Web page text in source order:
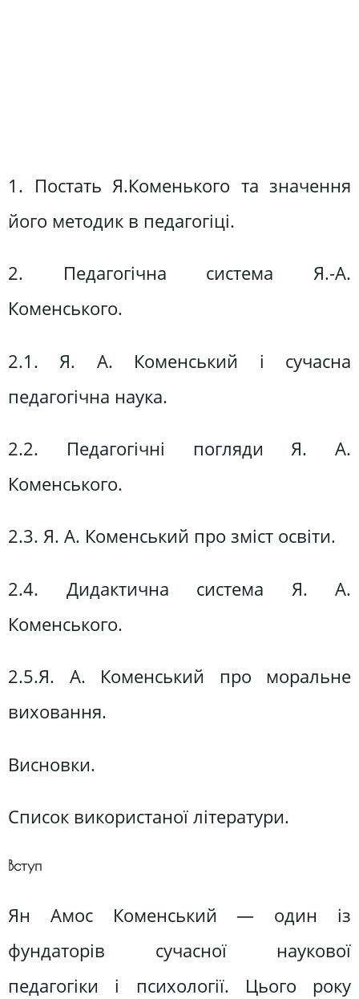
1. Постать Я.Коменького та значення
його методик в педагогіці.
2. Педагогічна система Я.-А.
Коменського.
2.1. Я. А. Коменський і сучасна
педагогічна наука.
2.2. Педагогічні погляди Я. А.
Коменського.
2.3. Я. А. Коменський про зміст освіти.
2.4. Дидактична система Я. А.
Коменського.
2.5.Я. А. Коменський про моральне
виховання.
Висновки.
Список використаної літератури.
Вступ
Ян Амос Коменський — один із
фундаторів сучасної наукової
педагогіки і психології. Цього року